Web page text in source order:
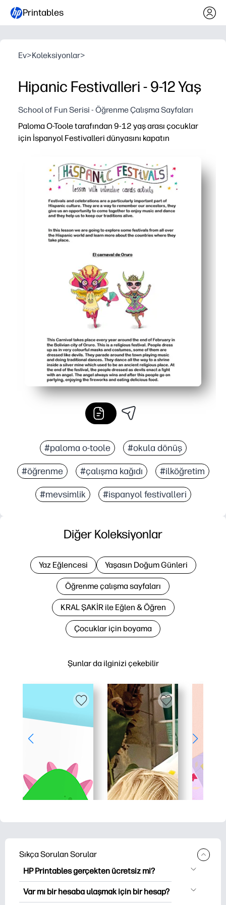
Printables
Ev>Koleksiyonlar>
Hipanic Festivalleri - 9-12 Yaş
School of Fun Serisi - Öğrenme Çalışma Sayfaları
Paloma O-Toole tarafından 9-12 yaş arası çocuklar
için İspanyol Festivalleri dünyasını kapatın
#paloma o-toole #okula dönüş
#öğrenme #çalışma kağıdı #ilköğretim
#mevsimlik #i̇spanyol festivalleri
Şunlar da ilginizi çekebilir
Diğer Koleksiyonlar
Yaz Eğlencesi Yaşasın Doğum Günleri
Öğrenme çalışma sayfaları
KRAL ŞAKİR ile Eğlen & Öğren
Çocuklar için boyama
Sıkça Sorulan Sorular
HP Printables gerçekten ücretsiz mi?
HP Printables, indirme ve indirme için
2,500'den fazla ücretsiz yazılabilir ürün
Var mı bir hesaba ulaşmak için bir hesap?